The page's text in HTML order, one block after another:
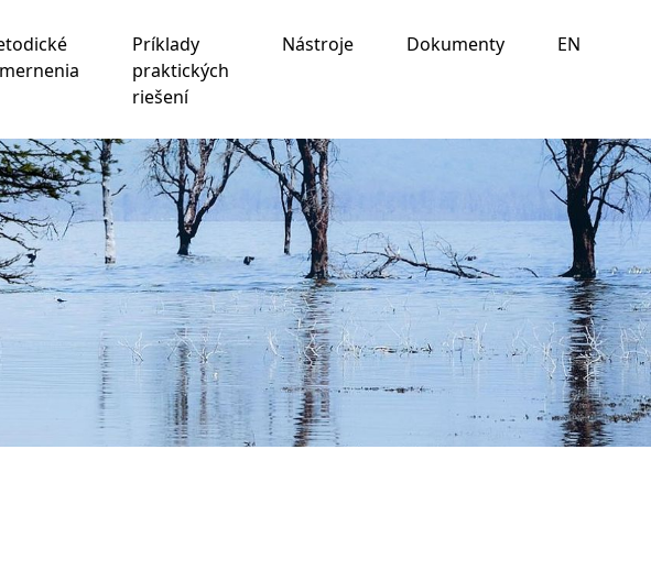
a služby a na prispôsobenie marketingových interakcií
Príklady
praktických
riešení
Nástroje Dokumenty EN